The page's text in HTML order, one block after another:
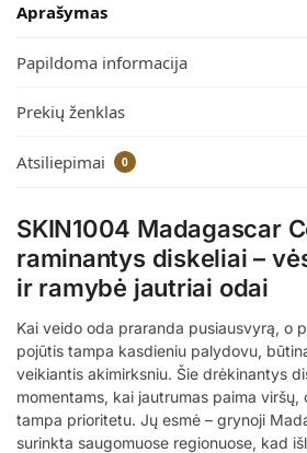
Aprašymas
Papildoma informacija
Prekių ženklas
Atsiliepimai 0
SKIN1004 Madagascar
raminantys diskeliai –
ir ramybė jautriai odai
Kai veido oda praranda pusiausvyrą, o
pojūtis tampa kasdieniu palydovu,
veikiantis akimirksniu. Šie drėkinantys
momentams, kai jautrumas paima
tampa prioritetu. Jų esmė – grynoji
surinkta saugomuose regionuose, kad